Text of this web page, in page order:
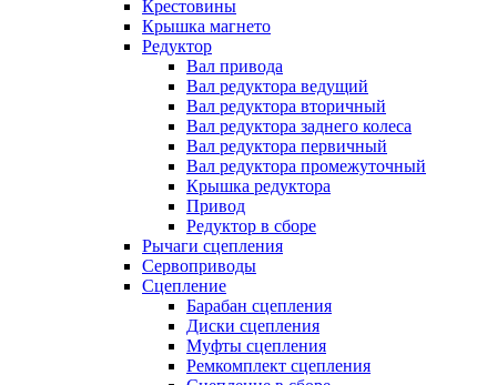
Крестовины
Крышка магнето
Редуктор
Вал привода
Вал редуктора ведущий
Вал редуктора вторичный
Вал редуктора заднего колеса
Вал редуктора первичный
Вал редуктора промежуточный
Крышка редуктора
Привод
Редуктор в сборе
Рычаги сцепления
Сервоприводы
Сцепление
Барабан сцепления
Диски сцепления
Муфты сцепления
Ремкомплект сцепления